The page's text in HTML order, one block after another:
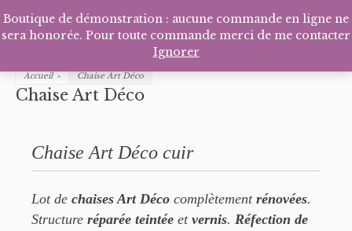
Facebook
Pinterest
Tél
Accueil » Chaise Art Déco
Chaise Art Déco
Chaise Art Déco cuir
Lot de chaises Art Déco complètement rénovées.
Structure réparée teintée et vernis. Réfection de
Boutique de démonstration : aucune commande en ligne ne
sera honorée. Pour toute commande merci de me contacter
Ignorer